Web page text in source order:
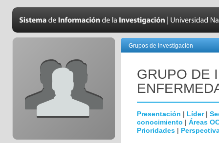
Grupos de investigación
GRUPO DE
Presentación | Líder|
conocimiento | Áreas
Prioridades |